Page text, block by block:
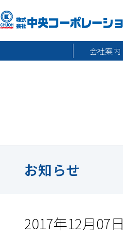
会社案内
お知らせ
2017年12月07日